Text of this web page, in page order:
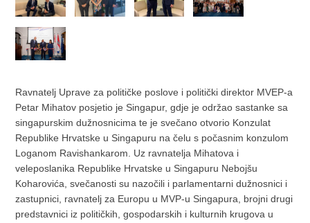
Ravnatelj Uprave za političke poslove i politički direktor MVEP-a
Petar Mihatov posjetio je Singapur, gdje je održao sastanke sa
singapurskim dužnosnicima te je svečano otvorio Konzulat
Republike Hrvatske u Singapuru na čelu s počasnim konzulom
Loganom Ravishankarom. Uz ravnatelja Mihatova i
veleposlanika Republike Hrvatske u Singapuru Nebojšu
Koharovića, svečanosti su nazočili i parlamentarni dužnosnici i
zastupnici, ravnatelj za Europu u MVP-u Singapura, brojni drugi
predstavnici iz političkih, gospodarskih i kulturnih krugova u